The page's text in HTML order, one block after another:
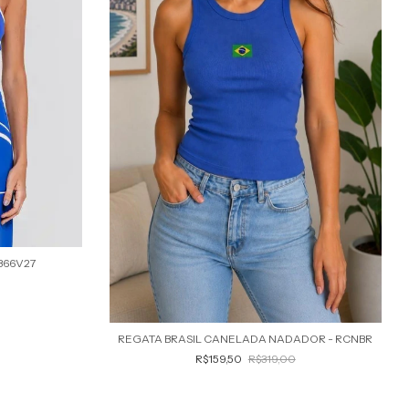
REGATA BRASIL CANELADA NADADOR - RCNBR
R$159,50 R$319,00